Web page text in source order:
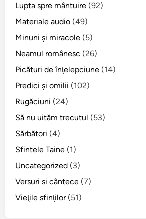
Lupta spre mântuire (92)
Materiale audio (49)
Minuni şi miracole (5)
Neamul românesc (26)
Picături de înţelepciune (14)
Predici şi omilii (102)
Rugăciuni (24)
Să nu uităm trecutul (53)
Sărbători (4)
Sfintele Taine (1)
Uncategorized (3)
Versuri si cântece (7)
Vieţile sfinţilor(51)